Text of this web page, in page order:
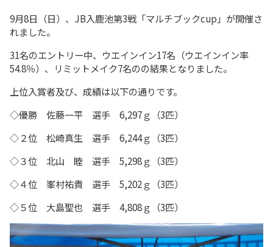
9月8日（日）、JB入鹿池第3戦「マルチブックcup」が開催さ
れました。
31名のエントリー中、ウエインイン17名（ウエインイン率
54.8％）、リミットメイク7名のの結果となりました。
上位入賞者及び、成績は以下の通りです。
◇優勝 佐藤一平 選手 6,297ｇ（3匹）
◇２位 松崎真生 選手 6,244ｇ（3匹）
◇３位 北山 睦 選手 5,298ｇ（3匹）
◇４位 峯村祐貴 選手 5,202ｇ（3匹）
◇５位 大島聖也 選手 4,808ｇ（3匹）